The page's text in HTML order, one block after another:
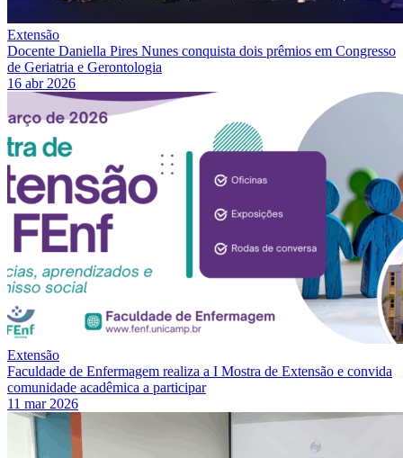
Extensão
Docente Daniella Pires Nunes conquista dois prêmios em Congresso
de Geriatria e Gerontologia
16 abr 2026
Extensão
Faculdade de Enfermagem realiza a I Mostra de Extensão e convida
comunidade acadêmica a participar
11 mar 2026